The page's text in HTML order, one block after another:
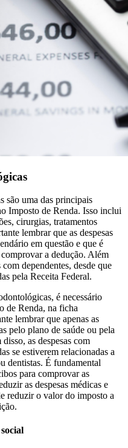
são uma das principais
Imposto de Renda. Isso inclui
cirurgias, tratamentos
lembrar que as despesas
em questão e que é
a dedução. Além
dependentes, desde que
pela Receita Federal.
é necessário
de Renda, na ficha
lembrar que apenas as
pelo plano de saúde ou pela
as despesas com
se estiverem relacionadas a
dentistas. É fundamental
para comprovar as
as despesas médicas e
reduzir o valor do imposto a